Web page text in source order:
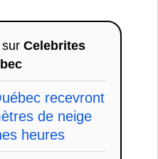
Celebrites
recevront
de neige
heures